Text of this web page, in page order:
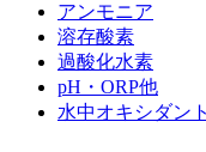
アンモニア
溶存酸素
過酸化水素
pH・ORP他
水中オキシダント